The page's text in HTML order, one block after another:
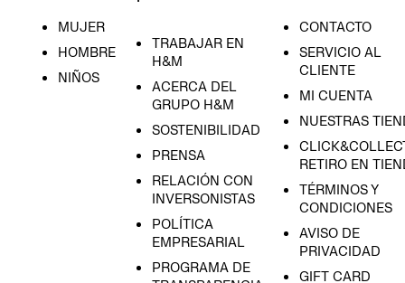
MUJER
HOMBRE
NIÑOS
TRABAJAR EN
H&M
ACERCA DEL
GRUPO H&M
SOSTENIBILIDAD
PRENSA
RELACIÓN CON
INVERSONISTAS
POLÍTICA
EMPRESARIAL
PROGRAMA DE
CONTACTO
SERVICIO AL
CLIENTE
MI CUENTA
NUESTRAS
RETIRO EN
TÉRMINOS Y
CONDICIONES
AVISO DE
PRIVACIDAD
GIFT CARD